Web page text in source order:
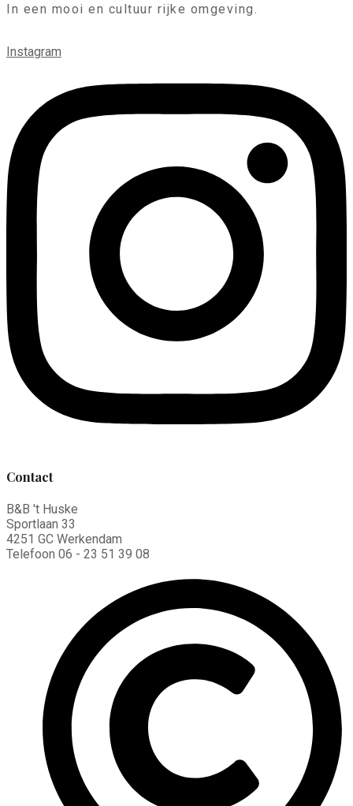
In een mooi en cultuur rijke omgeving.
Instagram
Contact
B&B 't Huske
Sportlaan 33
4251 GC Werkendam
Telefoon 06 - 23 51 39 08